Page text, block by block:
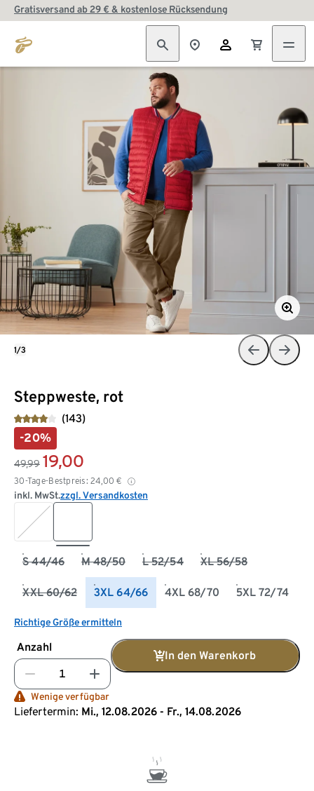
Gratisversand ab 29 € & kostenlose Rücksendung
Steppweste, rot
(143)
-20%
49,99 19,00
30-Tage-Bestpreis: 24,00 €
inkl. MwSt.zzgl. Versandkosten
S 44/46 M 48/50 L 52/54 XL 56/58
XXL 60/62 3XL 64/66 4XL 68/70 5XL 72/74
Richtige Größe ermitteln
Anzahl
In den Warenkorb
Wenige verfügbar
Liefertermin: Mi., 12.08.2026 - Fr., 14.08.2026
1/3